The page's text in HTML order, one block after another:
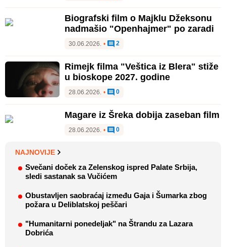
Biografski film o Majklu Džeksonu
nadmašio "Openhajmer" po zaradi
30.06.2026. • 2
Rimejk filma "Veštica iz Blera" stiže
u bioskope 2027. godine
28.06.2026. • 0
Magare iz Šreka dobija zaseban film
28.06.2026. • 0
NAJNOVIJE
Svečani doček za Zelenskog ispred Palate Srbija,
sledi sastanak sa Vučićem
Obustavljen saobraćaj između Gaja i Šumarka zbog
požara u Deliblatskoj peščari
"Humanitarni ponedeljak" na Štrandu za Lazara
Dobrića